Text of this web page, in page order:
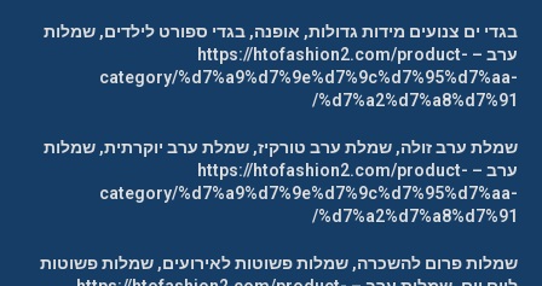
בגדי ים צנועים מידות גדולות, אופנה, בגדי ספורט לילדים, שמלות
ערב – https://htofashion2.com/product-
category/%d7%a9%d7%9e%d7%9c%d7%95%d7%aa-
%d7%a2%d7%a8%d7%91/
שמלת ערב זולה, שמלת ערב טורקיז, שמלת ערב יוקרתית, שמלות
ערב – https://htofashion2.com/product-
category/%d7%a9%d7%9e%d7%9c%d7%95%d7%aa-
%d7%a2%d7%a8%d7%91/
שמלות פרום להשכרה, שמלות פשוטות לאירועים, שמלות פשוטות